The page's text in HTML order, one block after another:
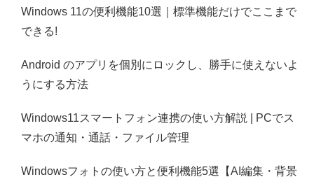
Windows 11の便利機能10選｜標準機能だけでここまで
できる!
Android のアプリを個別にロックし、勝手に使えないよ
うにする方法
Windows11スマートフォン連携の使い方解説 | PCでス
マホの通知・通話・ファイル管理
Windowsフォトの使い方と便利機能5選【AI編集・背景